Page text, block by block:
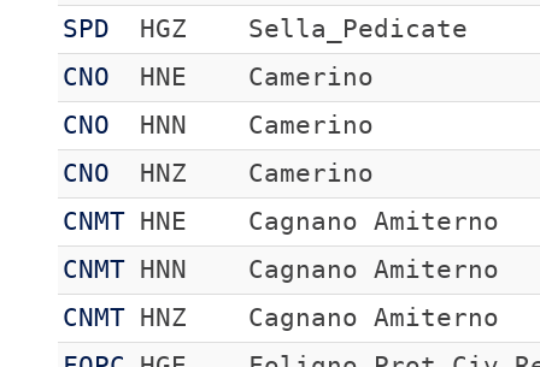
SPD
HGZ
Sella_Pedicate
CNO
HNE
Camerino
CNO
HNN
Camerino
CNO
HNZ
Camerino
CNMT
HNE
Cagnano Amiterno
CNMT
HNN
Cagnano Amiterno
CNMT
HNZ
Cagnano Amiterno